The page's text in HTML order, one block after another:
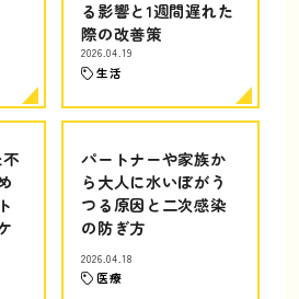
る影響と1週間遅れた
際の改善策
2026.04.19
生活
パートナーや家族か
ら大人に水いぼがう
つる原因と二次感染
の防ぎ方
2026.04.18
医療